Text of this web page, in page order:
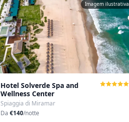
Imagem ilustrativa
Hotel Solverde Spa and
Wellness Center
Spiaggia di Miramar
Da€140/notte